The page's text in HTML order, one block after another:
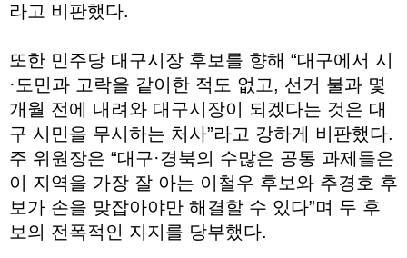
라고 비판했다.
또한 민주당 대구시장 후보를 향해 “대구에서 시
·도민과 고락을 같이한 적도 없고, 선거 불과 몇
개월 전에 내려와 대구시장이 되겠다는 것은 대
구 시민을 무시하는 처사”라고 강하게 비판했다.
주 위원장은 “대구·경북의 수많은 공통 과제들은
이 지역을 가장 잘 아는 이철우 후보와 추경호 후
보가 손을 맞잡아야만 해결할 수 있다”며 두 후
보의 전폭적인 지지를 당부했다.